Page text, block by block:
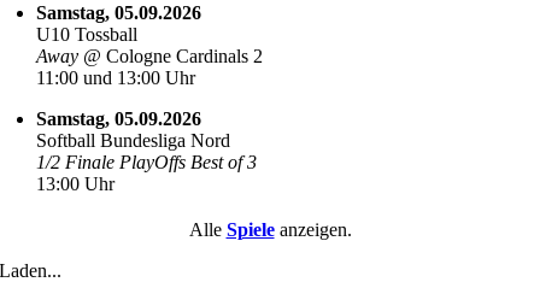
Samstag, 05.09.2026
U10 Tossball
Away @ Cologne Cardinals 2
11:00 und 13:00 Uhr
Samstag, 05.09.2026
Softball Bundesliga Nord
1/2 Finale PlayOffs Best of 3
13:00 Uhr
Alle Spieleanzeigen.
Laden...